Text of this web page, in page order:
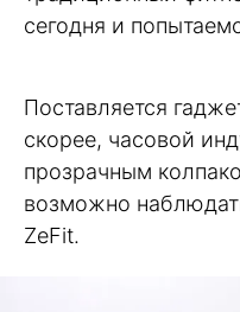
сегодня и
Поставляется
скорее, часовой
прозрачным
возможно
ZeFit.